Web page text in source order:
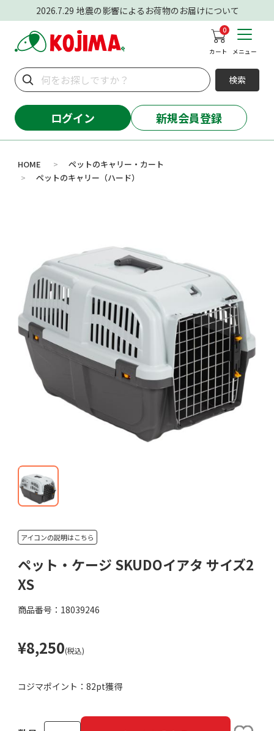
2026.7.29 地震の影響によるお荷物のお届けについて
0
カート メニュー
検索
ログイン 新規会員登録
HOME > ペットのキャリー・カート
> ペットのキャリー（ハード）
アイコンの説明はこちら
ペット・ケージ SKUDOイアタ サイズ2
XS
商品番号：18039246
¥8,250(税込)
コジマポイント： 82pt獲得